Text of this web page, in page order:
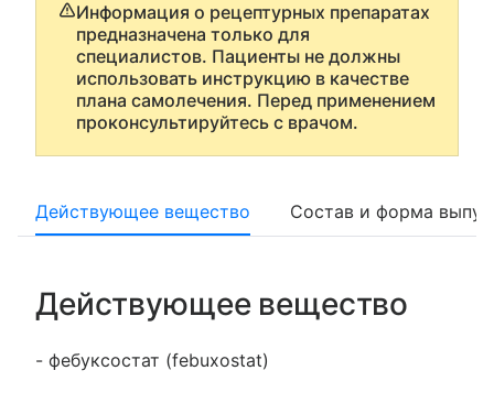
Информация о рецептурных препаратах
предназначена только для
специалистов. Пациенты не должны
использовать инструкцию в качестве
плана самолечения. Перед применением
проконсультируйтесь с врачом.
Действующее вещество Состав и форма
Действующее вещество
- фебуксостат (febuxostat)